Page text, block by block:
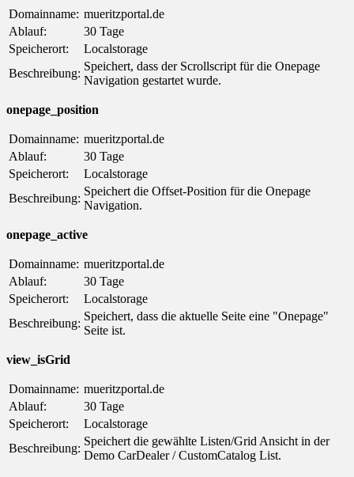
Domainname: mueritzportal.de
Ablauf:
30 Tage
Speicherort:
Localstorage
Beschreibung:
Speichert, dass der Scrollscript für die Onepage
Navigation gestartet wurde.
onepage_position
Domainname: mueritzportal.de
Ablauf:
30 Tage
Speicherort:
Localstorage
Beschreibung:
Speichert die Offset-Position für die Onepage
Navigation.
onepage_active
Domainname: mueritzportal.de
Ablauf:
30 Tage
Speicherort:
Localstorage
Beschreibung:
Speichert, dass die aktuelle Seite eine "Onepage"
Seite ist.
view_isGrid
Domainname: mueritzportal.de
Ablauf:
30 Tage
Speicherort:
Localstorage
Beschreibung:
Speichert die gewählte Listen/Grid Ansicht in der
Demo CarDealer / CustomCatalog List.